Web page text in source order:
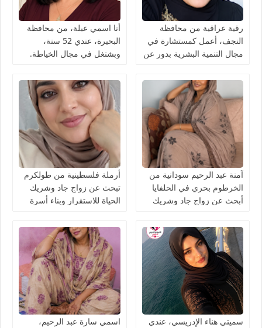
رقية عراقية من محافظة
النجف، أعمل كمستشارة في
مجال التنمية البشرية بدور عن
أنا اسمي عبلة، من محافظة
البحيرة، عندي 52 سنة،
وبشتغل في مجال الخياطة.
آمنة عبد الرحيم سودانية من
الخرطوم بحري في الحلفايا
أبحث عن زواج جاد وشريك
أرملة فلسطينية من طولكرم
تبحث عن زواج جاد وشريك
الحياة للاستقرار وبناء أسرة
سميتي هناء الإدريسي، عندي
اسمي سارة عبد الرحيم،